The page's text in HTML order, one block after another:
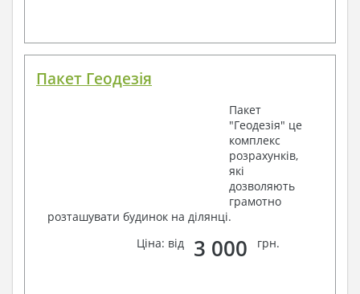
Пакет Геодезія
Пакет
"Геодезія" це
комплекс
розрахунків,
які
дозволяють
грамотно
розташувати будинок на ділянці.
Ціна: від
3 000 грн.